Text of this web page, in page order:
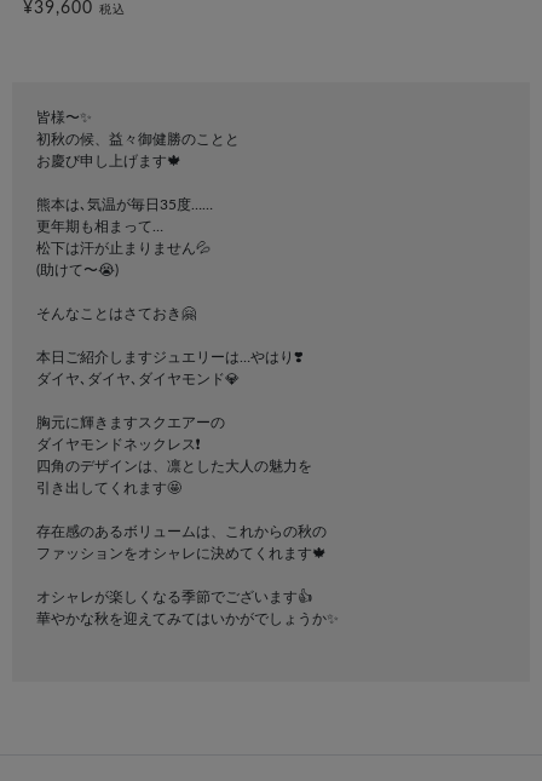
¥39,600 税込
皆様〜✨
初秋の候、益々御健勝のことと
お慶び申し上げます🍁
熊本は､気温が毎日35度……
更年期も相まって…
松下は汗が止まりません💦
(助けて〜😭)
そんなことはさておき🤗
本日ご紹介しますジュエリーは…やはり❣️
ダイヤ､ダイヤ､ダイヤモンド💎
胸元に輝きますスクエアーの
ダイヤモンドネックレス❗️
四角のデザインは、凛とした大人の魅力を
引き出してくれます🤩
存在感のあるボリュームは、これからの秋の
ファッションをオシャレに決めてくれます🍁
オシャレが楽しくなる季節でございます👍
華やかな秋を迎えてみてはいかがでしょうか✨